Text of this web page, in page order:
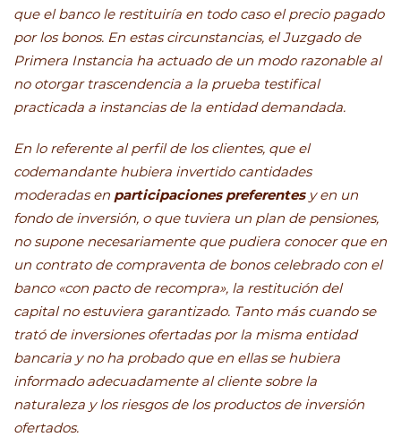
que el banco le restituiría en todo caso el precio pagado
por los bonos. En estas circunstancias, el Juzgado de
Primera Instancia ha actuado de un modo razonable al
no otorgar trascendencia a la prueba testifical
practicada a instancias de la entidad demandada.
En lo referente al perfil de los clientes, que el
codemandante hubiera invertido cantidades
moderadas en participaciones preferentesy en un
fondo de inversión, o que tuviera un plan de pensiones,
no supone necesariamente que pudiera conocer que en
un contrato de compraventa de bonos celebrado con el
banco «con pacto de recompra», la restitución del
capital no estuviera garantizado. Tanto más cuando se
trató de inversiones ofertadas por la misma entidad
bancaria y no ha probado que en ellas se hubiera
informado adecuadamente al cliente sobre la
naturaleza y los riesgos de los productos de inversión
ofertados.